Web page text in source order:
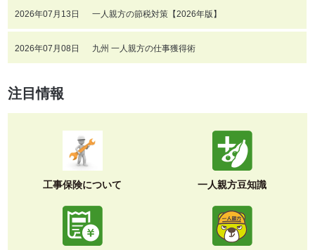
2026年07月13日 一人親方の節税対策【2026年版】
2026年07月08日 九州 一人親方の仕事獲得術
注目情報
工事保険について 一人親方豆知識